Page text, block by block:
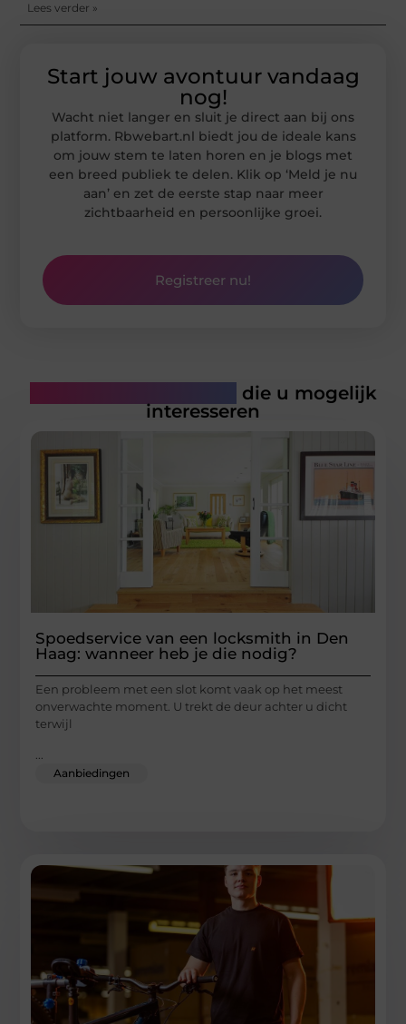
Lees verder »
Start jouw avontuur vandaag
nog!
Wacht niet langer en sluit je direct aan bij ons
platform. Rbwebart.nl biedt jou de ideale kans
om jouw stem te laten horen en je blogs met
een breed publiek te delen. Klik op ‘Meld je nu
aan’ en zet de eerste stap naar meer
zichtbaarheid en persoonlijke groei.
Registreer nu!
die u mogelijk
interesseren
Spoedservice van een locksmith in Den
Haag: wanneer heb je die nodig?
Een probleem met een slot komt vaak op het meest
onverwachte moment. U trekt de deur achter u dicht
terwijl
Aanbiedingen